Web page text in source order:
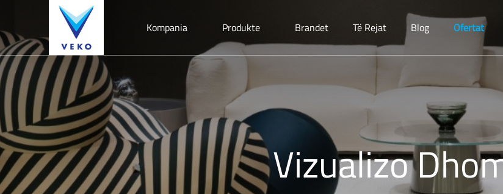
Kompania Produkte Brandet Të Rejat Blog Ofertat
Vizualizo